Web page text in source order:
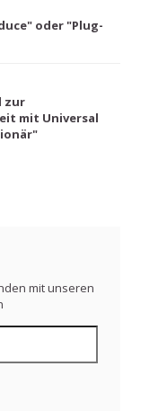
oder "Plug-
zur
mit Universal
mit unseren